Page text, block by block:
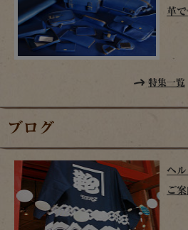
革
特集一覧
ブログ
ヘ
ご